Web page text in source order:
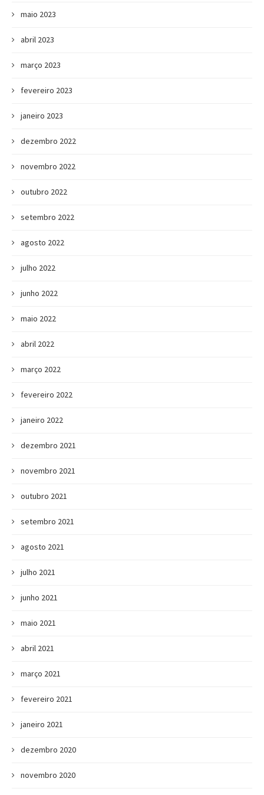
maio 2023
abril 2023
março 2023
fevereiro 2023
janeiro 2023
dezembro 2022
novembro 2022
outubro 2022
setembro 2022
agosto 2022
julho 2022
junho 2022
maio 2022
abril 2022
março 2022
fevereiro 2022
janeiro 2022
dezembro 2021
novembro 2021
outubro 2021
setembro 2021
agosto 2021
julho 2021
junho 2021
maio 2021
abril 2021
março 2021
fevereiro 2021
janeiro 2021
dezembro 2020
novembro 2020